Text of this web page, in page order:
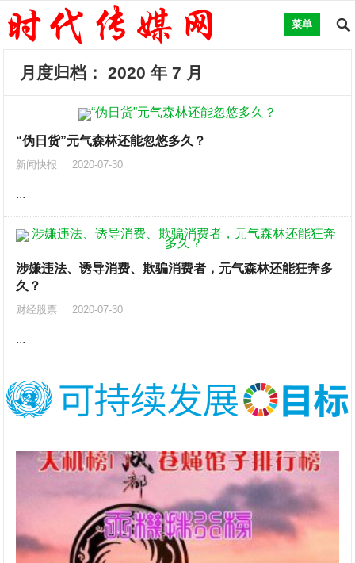
菜单
月度归档：2020 年 7 月
“伪日货”元气森林还能忽悠多久？
新闻快报 2020-07-30
...
涉嫌违法、诱导消费、欺骗消费者，元气森林还能狂奔多
久？
财经股票 2020-07-30
...